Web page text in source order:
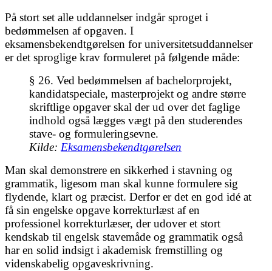
På stort set alle uddannelser indgår sproget i
bedømmelsen af opgaven. I
eksamensbekendtgørelsen for universitetsuddannelser
er det sproglige krav formuleret på følgende måde:
§ 26. Ved bedømmelsen af bachelorprojekt,
kandidatspeciale, masterprojekt og andre større
skriftlige opgaver skal der ud over det faglige
indhold også lægges vægt på den studerendes
stave- og formuleringsevne.
Kilde: Eksamensbekendtgørelsen
Man skal demonstrere en sikkerhed i stavning og
grammatik, ligesom man skal kunne formulere sig
flydende, klart og præcist. Derfor er det en god idé at
få sin engelske opgave korrekturlæst af en
professionel korrekturlæser, der udover et stort
kendskab til engelsk stavemåde og grammatik også
har en solid indsigt i akademisk fremstilling og
videnskabelig opgaveskrivning.